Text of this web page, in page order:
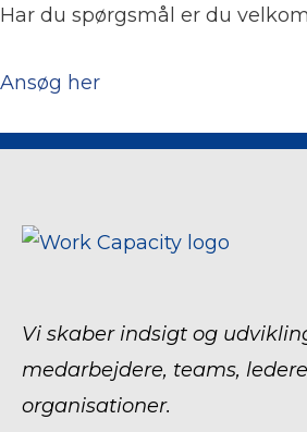
Har du spørgsmål er du
Ansøg her
Vi skaber indsigt og
medarbejdere, teams,
organisationer.